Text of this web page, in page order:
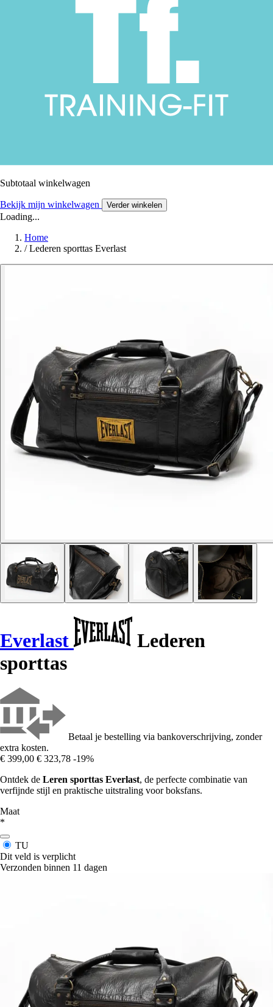
Subtotaal winkelwagen
Bekijk mijn winkelwagen Verder winkelen
Loading...
Home
/ Lederen sporttas Everlast
Everlast
Lederen
sporttas
Betaal je bestelling via bankoverschrijving, zonder
extra kosten.
€ 399,00 € 323,78 -19%
Ontdek de Leren sporttas Everlast, de perfecte combinatie van
verfijnde stijl en praktische uitstraling voor boksfans.
Maat
*
TU
Dit veld is verplicht
Verzonden binnen 11 dagen